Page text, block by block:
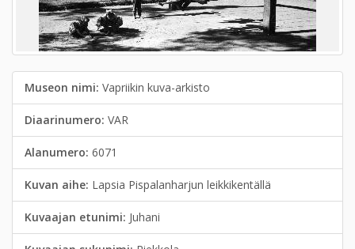
Museon nimi: Vapriikin kuva-arkisto
Diaarinumero: VAR
Alanumero: 6071
Kuvan aihe: Lapsia Pispalanharjun leikkikentällä
Kuvaajan etunimi: Juhani